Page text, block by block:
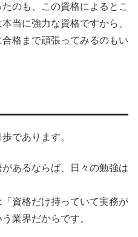
のも、この資格によるとこ
当に強力な資格ですから、
格まで頑張ってみるのもい
であります。
あるならば、日々の勉強は
資格だけ持っていて実務が
業界だからです。